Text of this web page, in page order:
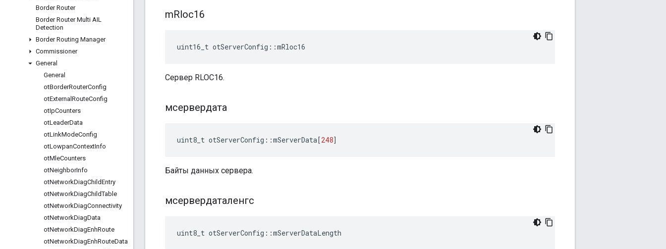
Border Router
Border Router Multi AIL
Detection
Border Routing Manager
Commissioner
General
General
otBorderRouterConfig
otExternal RouteConfig
otIpCounters
otLeaderData
otLinkModeConfig
otLowpanContextInfo
otMleCounters
otNeighborInfo
otNetworkDiagChildEntry
otNetworkDiagChildTable
otNetworkDiagConnectivity
otNetworkDiagData
otNetworkDiagEnhRoute
otNetworkDiagEnhRouteData
mRloc16
uint16_t otServerConfig ::mRloc16
Сервер RLOC16.
мсервердата
uint8_t otServerConfig ::mServerData[248]
Байты данных сервера.
мсервердаталенгс
uint8_t otServerConfig ::mServerDataLength